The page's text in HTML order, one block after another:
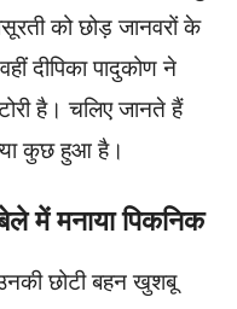
को छोड़ जानवरों के
दीपिका पादुकोण ने
है। चलिए जानते हैं
कुछ हुआ है।
में मनाया पिकनिक
छोटी बहन खुशबू